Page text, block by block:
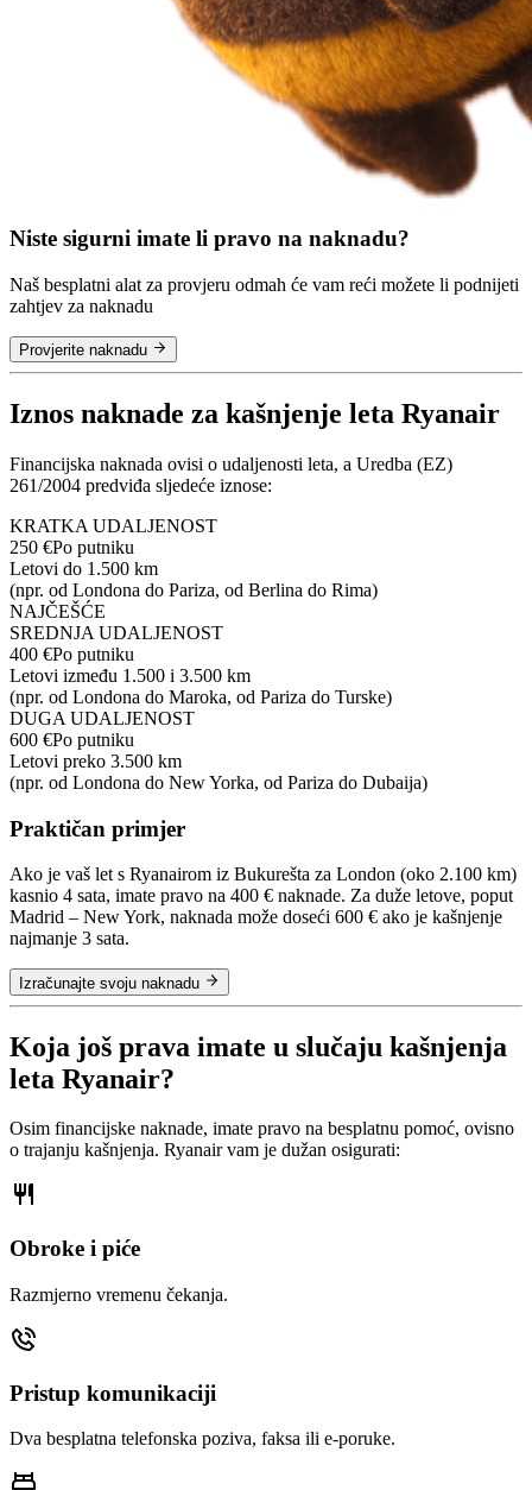
Niste sigurni imate li pravo na naknadu?
Naš besplatni alat za provjeru odmah će vam reći možete li podnijeti
zahtjev za naknadu
Provjerite naknadu
Iznos naknade za kašnjenje leta Ryanair
Financijska naknada ovisi o udaljenosti leta, a Uredba (EZ)
261/2004 predviđa sljedeće iznose:
KRATKA UDALJENOST
250 €Po putniku
Letovi do 1.500 km
(npr. od Londona do Pariza, od Berlina do Rima)
NAJČEŠĆE
SREDNJA UDALJENOST
400 €Po putniku
Letovi između 1.500 i 3.500 km
(npr. od Londona do Maroka, od Pariza do Turske)
DUGA UDALJENOST
600 €Po putniku
Letovi preko 3.500 km
(npr. od Londona do New Yorka, od Pariza do Dubaija)
Praktičan primjer
Ako je vaš let s Ryanairom iz Bukurešta za London (oko 2.100 km)
kasnio 4 sata, imate pravo na 400 € naknade. Za duže letove, poput
Madrid – New York, naknada može doseći 600 € ako je kašnjenje
najmanje 3 sata.
Izračunajte svoju naknadu
Koja još prava imate u slučaju kašnjenja
leta Ryanair?
Osim financijske naknade, imate pravo na besplatnu pomoć, ovisno
o trajanju kašnjenja. Ryanair vam je dužan osigurati:
Obroke i piće
Razmjerno vremenu čekanja.
Pristup komunikaciji
Dva besplatna telefonska poziva, faksa ili e-poruke.